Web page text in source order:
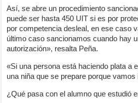
Así, se abre un procedimiento
puede ser hasta 450 UIT si es por
por competencia desleal, en ese caso
último caso sancionamos cuando hay
autorización», resalta Peña.
«Si una persona está haciendo plata a
una niña que se prepare porque
¿Qué pasa con el alumno que estudió